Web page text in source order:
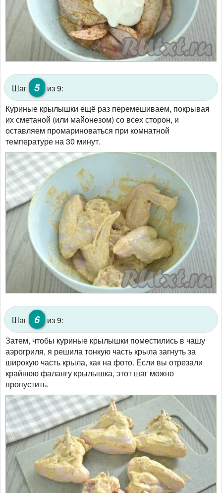
Шаг 5
из 9:
Куриные крылышки ещё раз перемешиваем, покрывая
их сметаной (или майонезом) со всех сторон, и
оставляем промариноваться при комнатной
температуре на 30 минут.
Шаг 6
из 9:
Затем, чтобы куриные крылышки поместились в чашу
аэрогриля, я решила тонкую часть крыла загнуть за
широкую часть крыла, как на фото. Если вы отрезали
крайнюю фалангу крылышка, этот шаг можно
пропустить.